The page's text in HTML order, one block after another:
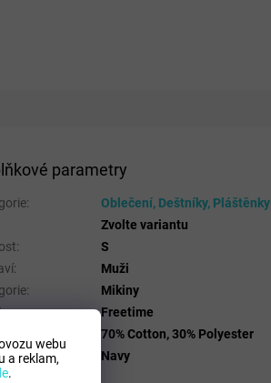
webu
a reklam,
.
parametry
:
Oblečení, Deštníky, Pláštěnky
Zvolte variantu
:
S
:
Muži
:
Mikiny
:
Freetime
70% Cotton, 30% Polyester
Navy